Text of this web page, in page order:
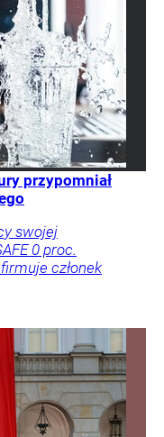
przypomniał
swojej
0 proc.
członek